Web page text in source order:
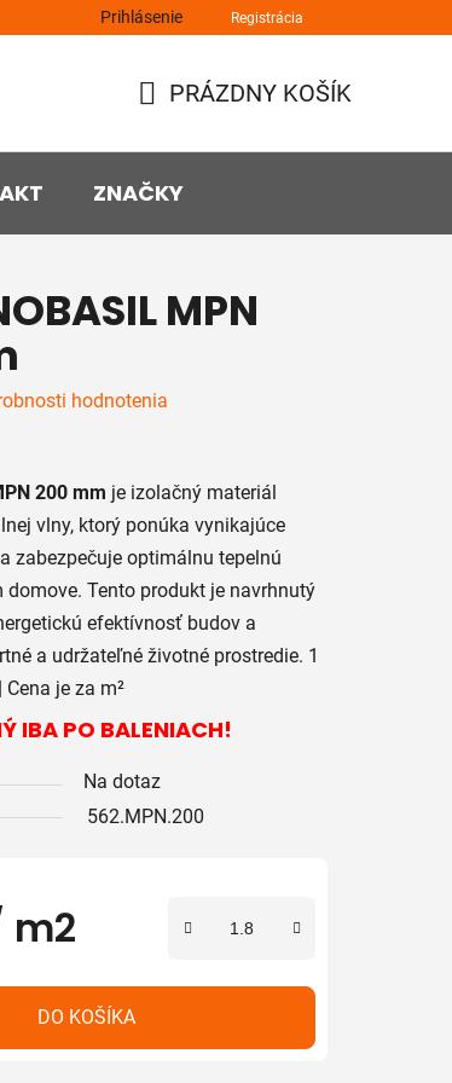
Prihlásenie Registrácia
KOŠÍK
PRÁZDNY KOŠÍK
ZNAČKY
MPN
hodnotenia
200 mm je izolačný materiál
vlny, ktorý ponúka vynikajúce
zabezpečuje optimálnu tepelnú
domove. Tento produkt je navrhnutý
efektívnosť budov a
a udržateľné životné prostredie. 1
Cena je za m²
IBA PO BALENIACH!
Na dotaz
562.MPN.200
m2
DO KOŠÍKA